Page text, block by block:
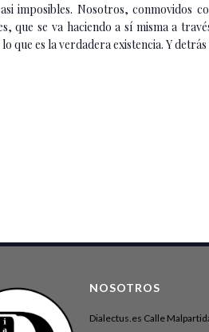
imposibles. Nosotros, conmovidos
se va haciendo a sí misma a
es la verdadera existencia. Y
NOSOTROS
Dialectus.es Calle